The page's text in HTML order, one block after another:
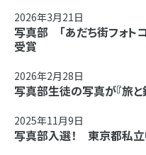
2026年3月21日
写真部 「あだち街フォト
受賞
2026年2月28日
写真部生徒の写真が『旅と
2025年11月9日
写真部入選！ 東京都私